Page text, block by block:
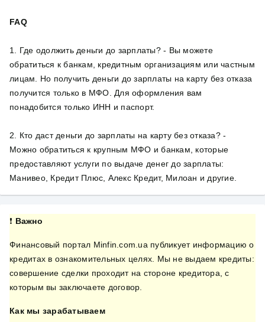
FAQ
1. Где одолжить деньги до зарплаты? - Вы можете
обратиться к банкам, кредитным организациям или частным
лицам. Но получить деньги до зарплаты на карту без отказа
получится только в МФО. Для оформления вам
понадобится только ИНН и паспорт.
2. Кто даст деньги до зарплаты на карту без отказа? -
Можно обратиться к крупным МФО и банкам, которые
предоставляют услуги по выдаче денег до зарплаты:
Манивео, Кредит Плюс, Алекс Кредит, Милоан и другие.
❗ Важно
Финансовый портал Minfin.com.ua публикует информацию о
кредитах в ознакомительных целях. Мы не выдаем кредиты:
совершение сделки проходит на стороне кредитора, с
которым вы заключаете договор.
Как мы зарабатываем